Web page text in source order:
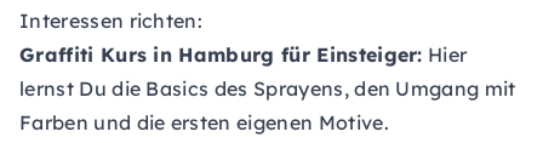
Interessen richten:
Graffiti Kurs in Hamburg für Einsteiger: Hier
lernst Du die Basics des Sprayens, den Umgang mit
Farben und die ersten eigenen Motive.